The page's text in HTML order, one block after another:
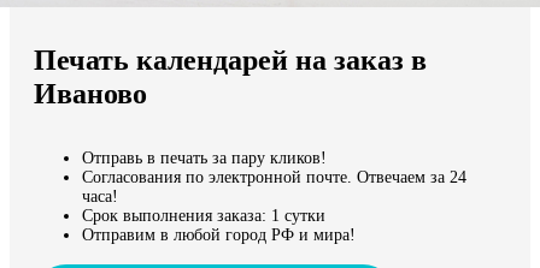
Мы доставляем по всему миру
Продолжить без города
Печать календарей на заказ в
Иваново
Отправь в печать за пару кликов!
Согласования по электронной почте. Отвечаем за 24
часа!
Срок выполнения заказа: 1 сутки
Отправим в любой город РФ и мира!